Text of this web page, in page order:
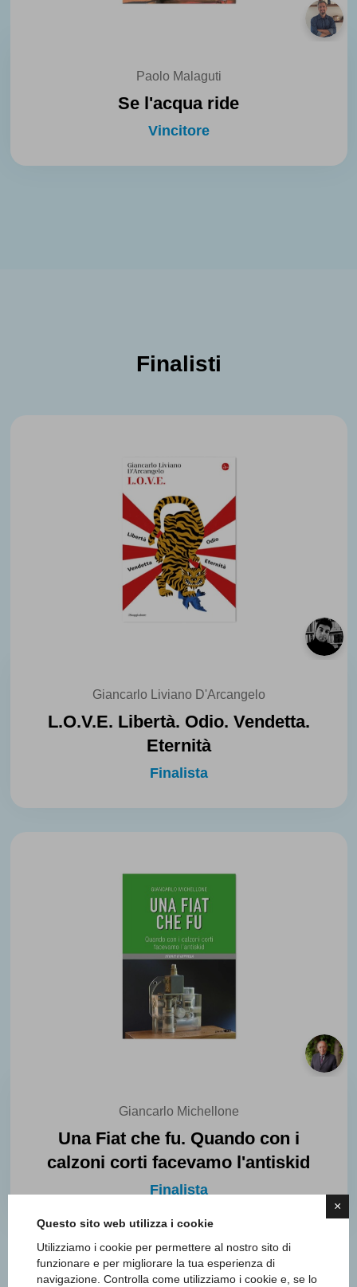
×
Questo sito web utilizza i cookie
Utilizziamo i cookie per permettere al nostro sito di
funzionare e per migliorare la tua esperienza di
navigazione. Controlla come utilizziamo i cookie e, se lo
Paolo Malaguti
Se l'acqua ride
Vincitore
Finalisti
Giancarlo Liviano D'Arcangelo
L.O.V.E. Libertà. Odio. Vendetta.
Eternità
Finalista
Giancarlo Michellone
Una Fiat che fu. Quando con i
calzoni corti facevamo l'antiskid
Finalista